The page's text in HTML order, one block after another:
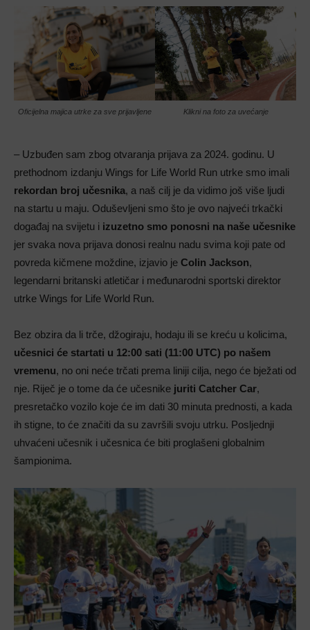
Oficijelna majica utrke za sve prijavljene Klikni na foto za uvećanje
– Uzbuđen sam zbog otvaranja prijava za 2024. godinu. U
prethodnom izdanju Wings for Life World Run utrke smo imali
rekordan broj učesnika, a naš cilj je da vidimo još više ljudi
na startu u maju. Oduševljeni smo što je ovo najveći trkački
događaj na svijetu i izuzetno smo ponosni na naše učesnike
jer svaka nova prijava donosi realnu nadu svima koji pate od
povreda kičmene moždine, izjavio je Colin Jackson,
legendarni britanski atletičar i međunarodni sportski direktor
utrke Wings for Life World Run.
Bez obzira da li trče, džogiraju, hodaju ili se kreću u kolicima,
učesnici će startati u 12:00 sati (11:00 UTC) po našem
vremenu, no oni neće trčati prema liniji cilja, nego će bježati od
nje. Riječ je o tome da će učesnike juriti Catcher Car,
presretačko vozilo koje će im dati 30 minuta prednosti, a kada
ih stigne, to će značiti da su završili svoju utrku. Posljednji
uhvaćeni učesnik i učesnica će biti proglašeni globalnim
šampionima.